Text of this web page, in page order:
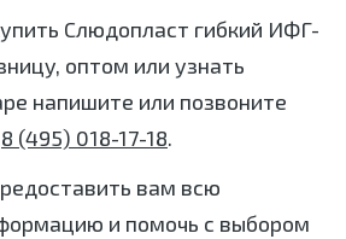
Cлюдопласт гибкий ИФГ-
оптом или узнать
напишите или позвоните
8 (495) 018-17-18.
вам всю
и помочь с выбором